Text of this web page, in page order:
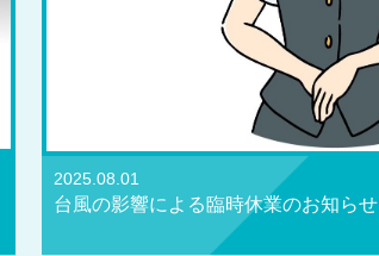
2025.08.01
台風の影響による臨時休業のお知らせ